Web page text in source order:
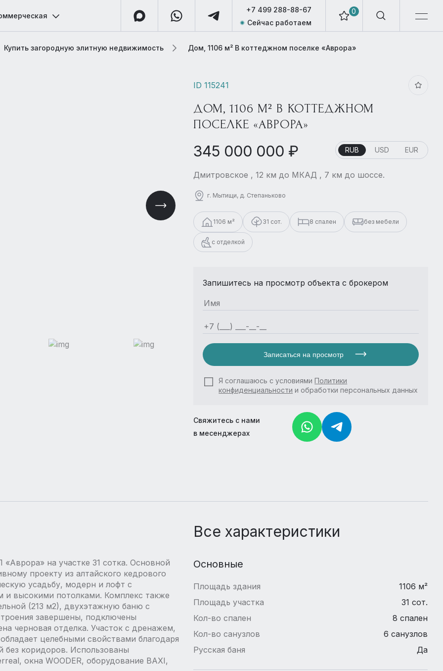
0
+7 499 288-88-67
Сейчас работаем
Купить загородную элитную недвижимость Дом, 1106 м² В коттеджном поселке «Аврора»
ID 115241
ДОМ, 1106 М² В КОТТЕДЖНОМ
ПОСЕЛКЕ «АВРОРА»
345 000 000 ₽ RUB USD EUR
Дмитровское , 12 км до МКАД , 7 км до шоссе.
г. Мытищи, д. Степаньково
1106 м² 31 сот. 8 спален без мебели
с отделкой
Запишитесь на просмотр объекта с брокером
Записаться на просмотр
Я соглашаюсь с условиямиПолитики
конфиденциальности и обработки персональных данных
Свяжитесь с нами
в месенджерах
на участке 31 сотка. Основной
проекту из алтайского кедрового
усадьбу, модерн и лофт с
высокими потолками. Комплекс также
(213 м2), двухэтажную баню с
завершены, подключены
черновая отделка. Участок с дренажем,
целебными свойствами благодаря
без коридоров. Использованы
окна WOODER, оборудование BAXI,
Все характеристики
Основные
Площадь здания
1106 м²
Площадь участка
31 сот.
Кол-во спален
8 спален
Кол-во санузлов
6 санузлов
Русская баня
Да